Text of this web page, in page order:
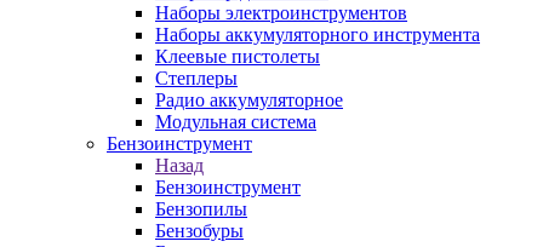
Наборы электроинструментов
Наборы аккумуляторного инструмента
Клеевые пистолеты
Степлеры
Радио аккумуляторное
Модульная система
Бензоинструмент
Назад
Бензоинструмент
Бензопилы
Бензобуры